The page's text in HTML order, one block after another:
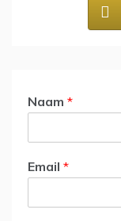
Naam *
Email *